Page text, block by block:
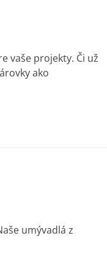
vaše projekty. Či už
ako
umývadlá z